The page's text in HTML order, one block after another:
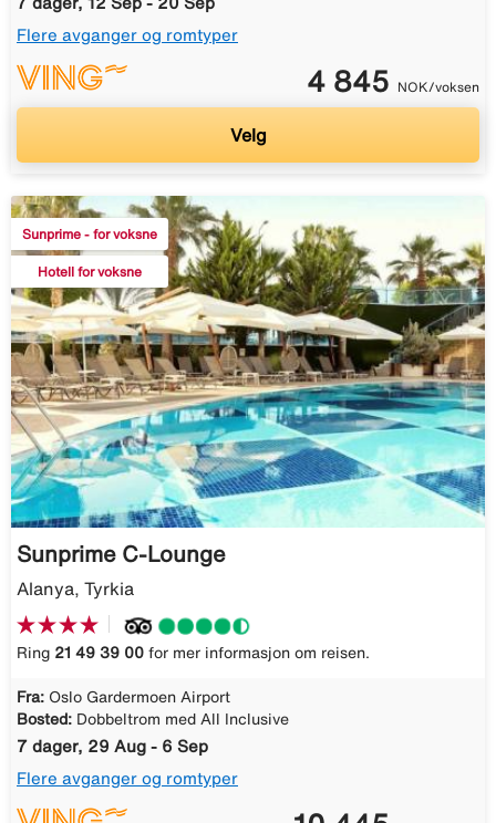
Flere avganger og romtyper
4 845 NOK/voksen
Velg
Sunprime - for voksne
Hotell for voksne
Sunprime C-Lounge
Alanya, Tyrkia
Ring 21 49 39 00 for mer informasjon om reisen.
Fra: Oslo Gardermoen Airport
Bosted: Dobbeltrom med All Inclusive
7 dager, 29 Aug - 6 Sep
Flere avganger og romtyper